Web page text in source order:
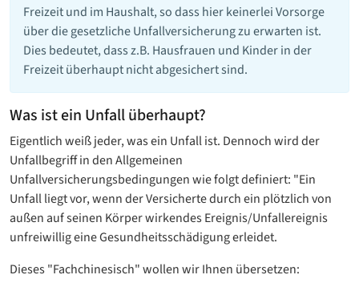
Freizeit und im Haushalt, so dass hier keinerlei Vorsorge
über die gesetzliche Unfallversicherung zu erwarten ist.
Dies bedeutet, dass z.B. Hausfrauen und Kinder in der
Freizeit überhaupt nicht abgesichert sind.
Was ist ein Unfall überhaupt?
Eigentlich weiß jeder, was ein Unfall ist. Dennoch wird der
Unfallbegriff in den Allgemeinen
Unfallversicherungsbedingungen wie folgt definiert: "Ein
Unfall liegt vor, wenn der Versicherte durch ein plötzlich von
außen auf seinen Körper wirkendes Ereignis/Unfallereignis
unfreiwillig eine Gesundheitsschädigung erleidet.
Dieses "Fachchinesisch" wollen wir Ihnen übersetzen: